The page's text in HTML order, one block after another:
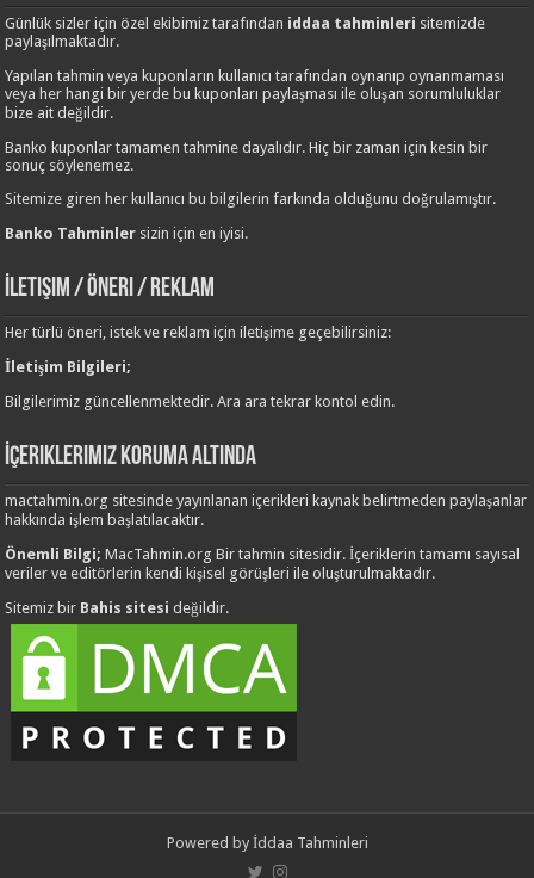
Günlük sizler için özel ekibimiz tarafından iddaa tahminleri sitemizde
paylaşılmaktadır.
Yapılan tahmin veya kuponların kullanıcı tarafından oynanıp oynanmaması
veya her hangi bir yerde bu kuponları paylaşması ile oluşan sorumluluklar
bize ait değildir.
Banko kuponlar tamamen tahmine dayalıdır. Hiç bir zaman için kesin bir
sonuç söylenemez.
Sitemize giren her kullanıcı bu bilgilerin farkında olduğunu doğrulamıştır.
Banko Tahminler sizin için en iyisi.
İletişim / Öneri / Reklam
Her türlü öneri, istek ve reklam için iletişime geçebilirsiniz:
İletişim Bilgileri;
Bilgilerimiz güncellenmektedir. Ara ara tekrar kontol edin.
İçeriklerimiz Koruma Altında
mactahmin.org sitesinde yayınlanan içerikleri kaynak belirtmeden paylaşanlar
hakkında işlem başlatılacaktır.
Önemli Bilgi;MacTahmin.org Bir tahmin sitesidir. İçeriklerin tamamı sayısal
veriler ve editörlerin kendi kişisel görüşleri ile oluşturulmaktadır.
Sitemiz bir Bahis sitesi değildir.
Powered by İddaa Tahminleri